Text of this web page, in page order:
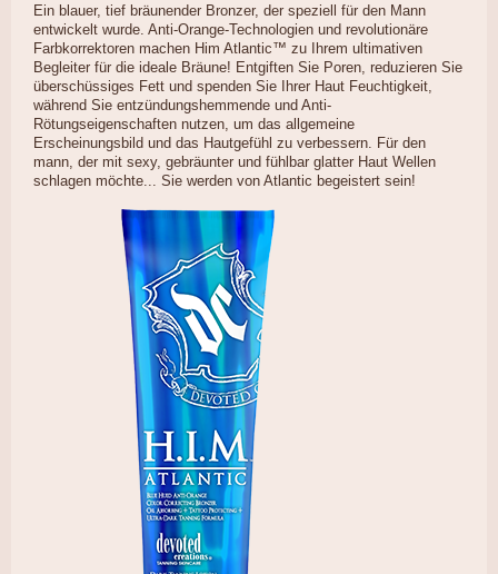
Ein blauer, tief bräunender Bronzer, der speziell für den Mann
entwickelt wurde. Anti-Orange-Technologien und revolutionäre
Farbkorrektoren machen Him Atlantic™ zu Ihrem ultimativen
Begleiter für die ideale Bräune! Entgiften Sie Poren, reduzieren Sie
überschüssiges Fett und spenden Sie Ihrer Haut Feuchtigkeit,
während Sie entzündungshemmende und Anti-
Rötungseigenschaften nutzen, um das allgemeine
Erscheinungsbild und das Hautgefühl zu verbessern. Für den
mann, der mit sexy, gebräunter und fühlbar glatter Haut Wellen
schlagen möchte... Sie werden von Atlantic begeistert sein!